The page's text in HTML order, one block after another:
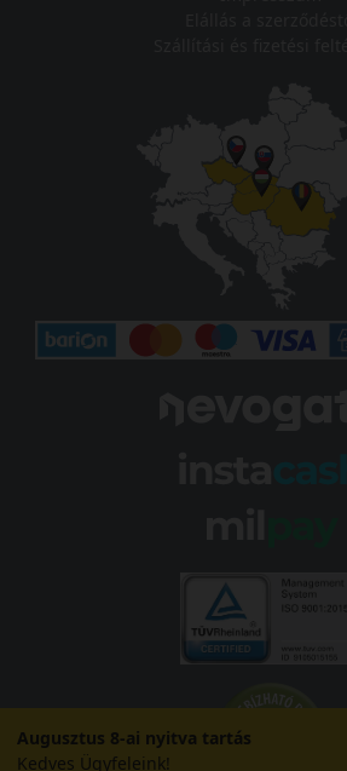
Augusztus 8-ai nyitva tartás
Kedves Ügyfeleink!